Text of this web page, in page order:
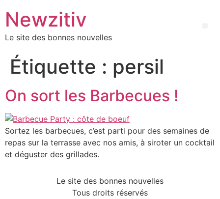
Newzitiv
Le site des bonnes nouvelles
Étiquette : persil
On sort les Barbecues !
Sortez les barbecues, c’est parti pour des semaines de
repas sur la terrasse avec nos amis, à siroter un cocktail
et déguster des grillades.
Le site des bonnes nouvelles
Tous droits réservés